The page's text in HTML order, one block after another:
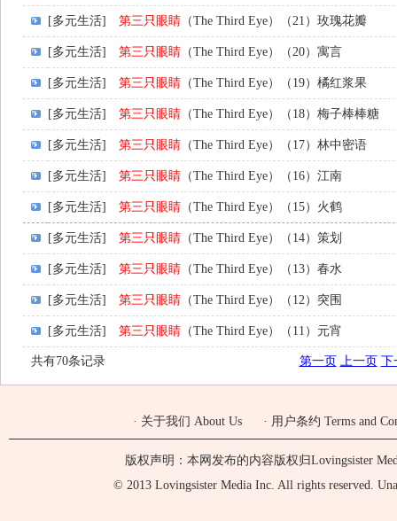
[多元生活] 第三只眼睛 （The Third Eye）（21）玫瑰花瓣
[多元生活] 第三只眼睛 （The Third Eye）（20）寓言
[多元生活] 第三只眼睛 （The Third Eye）（19）橘红浆果
[多元生活] 第三只眼睛 （The Third Eye）（18）梅子棒棒糖
[多元生活] 第三只眼睛 （The Third Eye）（17）林中密语
[多元生活] 第三只眼睛 （The Third Eye）（16）江南
[多元生活] 第三只眼睛 （The Third Eye）（15）火鹤
[多元生活] 第三只眼睛 （The Third Eye）（14）策划
[多元生活] 第三只眼睛 （The Third Eye）（13）春水
[多元生活] 第三只眼睛 （The Third Eye）（12）突围
[多元生活] 第三只眼睛 （The Third Eye）（11）元宵
共有70条记录 第一页 上一页 下
· 关于我们 About Us · 用户条约 Terms and
版权声明：本网发布的内容版权归Lovingsister
© 2013 Lovingsister Media Inc. All rights reserved.